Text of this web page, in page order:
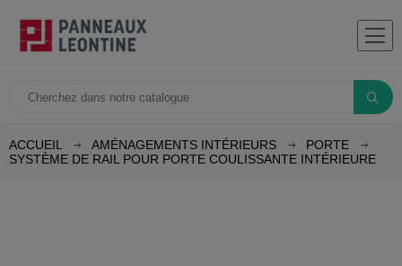
ACCUEIL AMÉNAGEMENTS INTÉRIEURS
PORTE
SYSTÈME DE RAIL POUR PORTE COULISSANTE INTÉRIEURE